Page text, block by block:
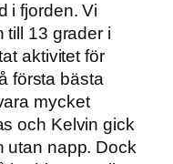
i fjorden. Vi
till 13 grader i
aktivitet för
första bästa
mycket
och Kelvin gick
utan napp. Dock